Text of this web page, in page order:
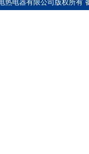
电器有限公司版权所有